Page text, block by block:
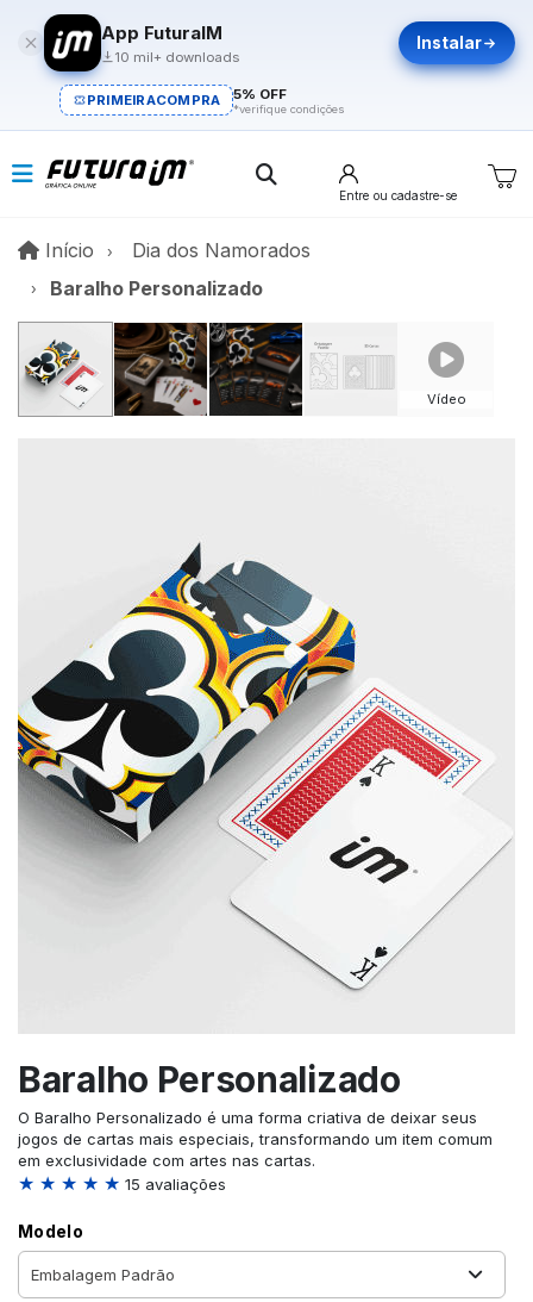
App FuturaIM
10 mil+ downloads
Instalar
PRIMEIRACOMPRA 5% OFF
*verifique condições
Entre ou cadastre-se
Início InícioDia dos Namorados
Baralho Personalizado
Vídeo
Baralho Personalizado
O Baralho Personalizado é uma forma criativa de deixar seus
jogos de cartas mais especiais, transformando um item comum
em exclusividade com artes nas cartas.
★ ★ ★ ★ ★ 15 avaliações
Modelo